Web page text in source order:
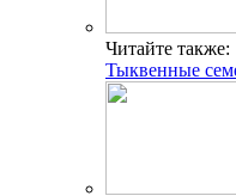
Читайте также:
Тыквенные